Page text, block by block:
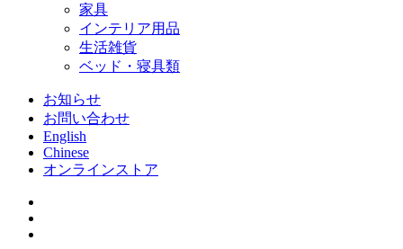
家具
インテリア用品
生活雑貨
ベッド・寝具類
お知らせ
お問い合わせ
English
Chinese
オンラインストア